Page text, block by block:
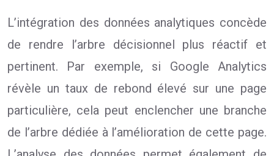
L’intégration des données analytiques concède
de rendre l’arbre décisionnel plus réactif et
pertinent. Par exemple, si Google Analytics
révèle un taux de rebond élevé sur une page
particulière, cela peut enclencher une branche
de l’arbre dédiée à l’amélioration de cette page.